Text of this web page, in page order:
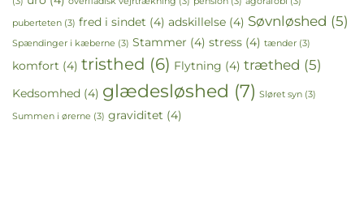
puberteten (3) fred i sindet (4) adskillelse (4) Søvnløshed (5)
Spændinger i kæberne (3) Stammer (4) stress (4) tænder (3)
komfort (4) tristhed (6) Flytning (4) træthed (5)
Kedsomhed (4) glædesløshed (7) Sløret syn (3)
Summen i ørerne (3) graviditet (4)